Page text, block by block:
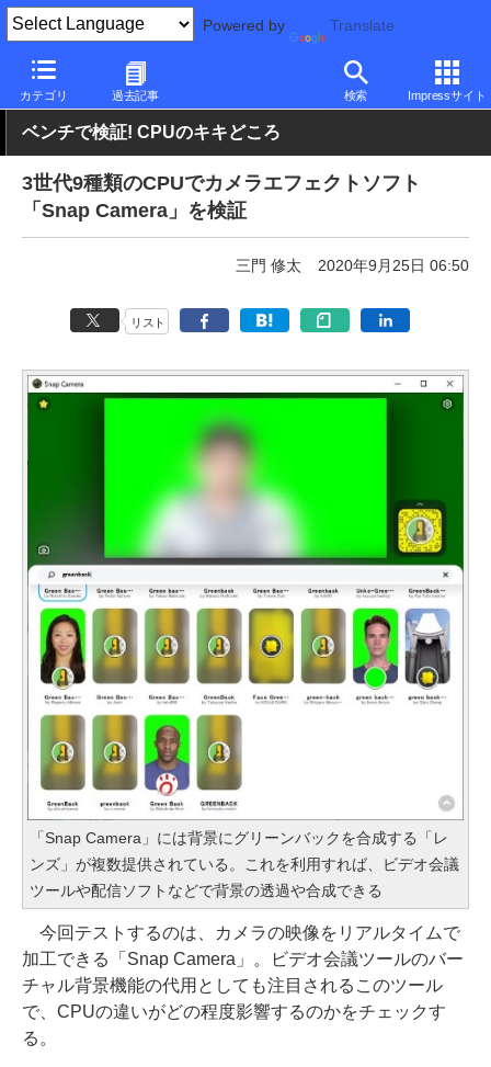
Powered by Translate
カテゴリ 過去記事 検索 Impressサイト
PC Watch 半導体/周辺機器
ベンチで検証! CPUのキキどころ
3世代9種類のCPUでカメラエフェクトソフト
「Snap Camera」を検証
三門 修太 2020年9月25日 06:50
リスト
「Snap Camera」には背景にグリーンバックを合成する「レ
ンズ」が複数提供されている。これを利用すれば、ビデオ会議
ツールや配信ソフトなどで背景の透過や合成できる
今回テストするのは、カメラの映像をリアルタイムで
加工できる「Snap Camera」。ビデオ会議ツールのバー
チャル背景機能の代用としても注目されるこのツール
で、CPUの違いがどの程度影響するのかをチェックす
る。